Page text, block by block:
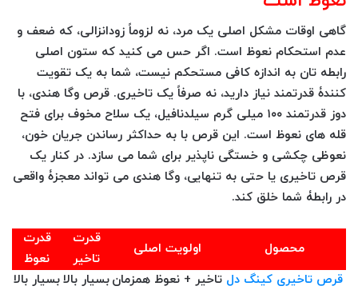
گاهی اوقات مشکل اصلی یک مرد، نه لزوماً زودانزالی، که ضعف و
عدم استحکام نعوظ است. اگر حس می کنید که ستون اصلی
رابطه تان به اندازه کافی مستحکم نیست، شما به یک تقویت
کنندۀ قدرتمند نیاز دارید، نه صرفاً یک تاخیری. قرص وگا هندی، با
دوز قدرتمند ۱۰۰ میلی گرم سیلدنافیل، یک سلاح مخوف برای فتح
قله های نعوظ است. این قرص با به حداکثر رساندن جریان خون،
نعوظی چکشی و خستگی ناپذیر برای شما می سازد. در کنار یک
قرص تاخیری یا حتی به تنهایی، وگا هندی می تواند معجزۀ واقعی
در رابطۀ شما خلق کند.
محصول اولویت اصلی
قدرت
تاخیر
قدرت
نعوظ
قرص تاخیری کینگ دل تاخیر + نعوظ همزمانبسیار بالابسیار بالا